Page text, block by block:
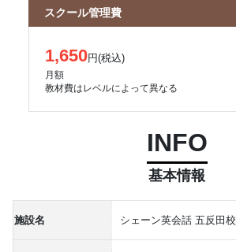
スクール管理費
1,650円(税込)
月額
教材費はレベルによって異なる
INFO
基本情報
施設名 シェーン英会話 五反田校